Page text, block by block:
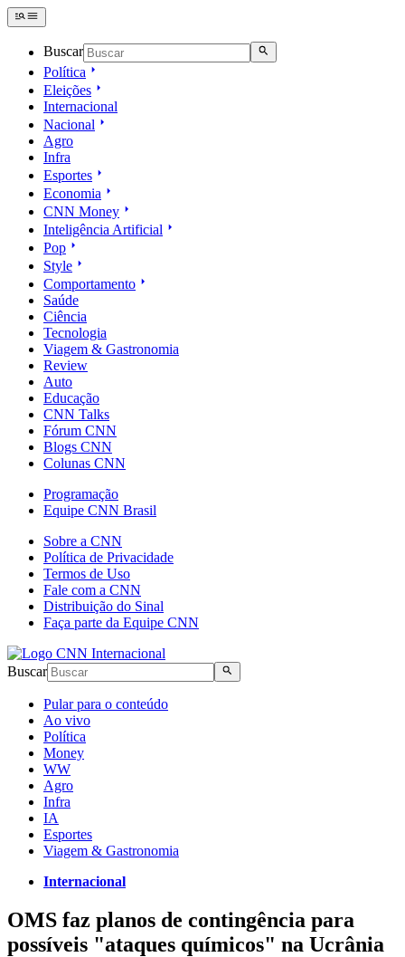
Buscar
Política
Eleições
Internacional
Nacional
Agro
Infra
Esportes
Economia
CNN Money
Inteligência Artificial
Pop
Style
Comportamento
Saúde
Ciência
Tecnologia
Viagem & Gastronomia
Review
Auto
Educação
CNN Talks
Fórum CNN
Blogs CNN
Colunas CNN
Programação
Equipe CNN Brasil
Sobre a CNN
Política de Privacidade
Termos de Uso
Fale com a CNN
Distribuição do Sinal
Faça parte da Equipe CNN
Buscar
Pular para o conteúdo
Ao vivo
Política
Money
WW
Agro
Infra
IA
Esportes
Viagem & Gastronomia
Internacional
OMS faz planos de contingência para
possíveis "ataques químicos" na Ucrânia